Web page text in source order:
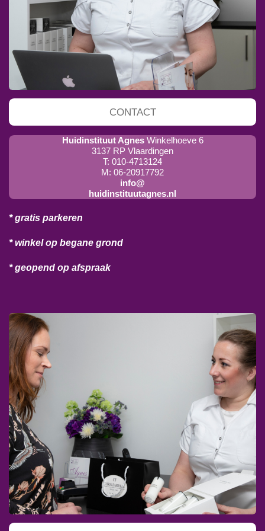
CONTACT
Huidinstituut Agnes Winkelhoeve 6
3137 RP Vlaardingen
T: 010-4713124
M: 06-20917792
info@
huidinstituutagnes.nl
* gratis parkeren
* winkel op begane grond
* geopend op afspraak